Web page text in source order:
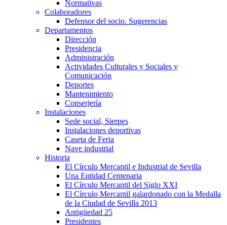
Normativas
Colaboradores
Defensor del socio. Sugerencias
Departamentos
Dirección
Presidencia
Administración
Actividades Culturales y Sociales y
Comunicación
Deportes
Mantenimiento
Conserjería
Instalaciones
Sede social, Sierpes
Instalaciones deportivas
Caseta de Feria
Nave industrial
Historia
El Círculo Mercantil e Industrial de Sevilla
Una Entidad Centenaria
El Círculo Mercantil del Siglo XXI
El Círculo Mercantil galardonado con la Medalla
de la Ciudad de Sevilla 2013
Antigüedad 25
Presidentes